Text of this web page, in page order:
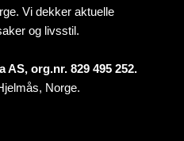
Vi dekker aktuelle
og livsstil.
org.nr. 829 495 252.
Norge.